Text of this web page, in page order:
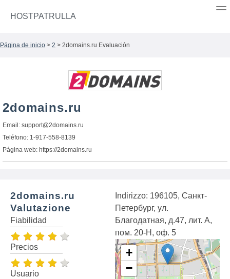
HOSTPATRULLA
Página de inicio > 2 > 2domains.ru Evaluación
2domains.ru
Email: support@2domains.ru
Teléfono: 1-917-558-8139
Página web: https://2domains.ru
2domains.ru
Valutazione
Fiabilidad
Precios
Usuario
Indirizzo: 196105, Санкт-
Петербург, ул.
Благодатная, д.47, лит. А,
пом. 20-Н, оф. 5
+
−